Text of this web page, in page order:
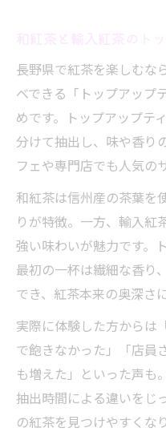
長野県で紅茶を楽しむな
べできる「トップアップ
めです。トップアップテ
分けて抽出し、味や香り
フェや専門店でも人気の
和紅茶は信州産の茶葉を
りが特徴。一方、輸入紅
強い味わいが魅力です。
最初の一杯は繊細な香り
でき、紅茶本来の奥深さ
実際に体験した方からは
で飽きなかった」「店員
も増えた」といった声も
抽出時間による違いをじ
の紅茶を見つけやすくな